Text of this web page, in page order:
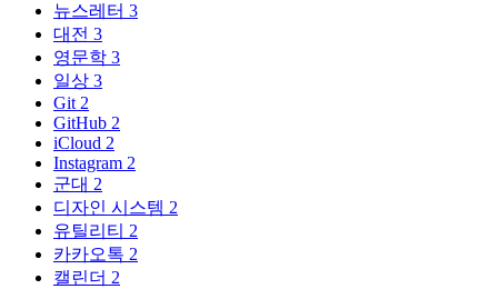
뉴스레터 3
대전 3
영문학 3
일상 3
Git 2
GitHub 2
iCloud 2
Instagram 2
군대 2
디자인 시스템 2
유틸리티 2
카카오톡 2
캘린더 2